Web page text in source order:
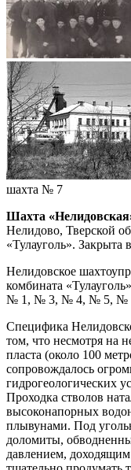
шахта № 7
Шахта
Нелидово, Тверской
«Тулауголь». Закрыта в
Нелидовское
комбината
№ 1, № 3, № 4, № 5, №
Специфика
том, что несмотря на
пласта (около 100
сопровождалось
гидрогеологических
Проходка стволов
высоконапорных
плывунами. Под
доломиты,
давлением,